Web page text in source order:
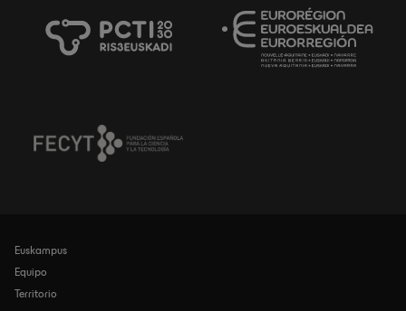
Navegación
principal
Euskampus
Equipo
Territorio